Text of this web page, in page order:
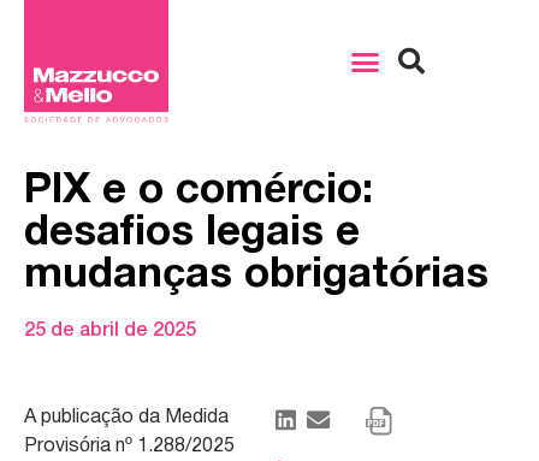
PIX e o comércio:
desafios legais e
mudanças obrigatórias
25 de abril de 2025
A publicação da Medida
Provisória nº 1.288/2025